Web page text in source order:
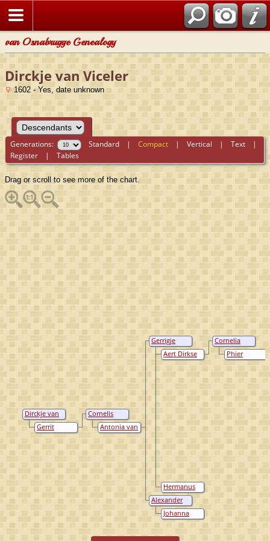
van Osnabrugge Genealogy
Dirckje van Viceler
1602 - Yes, date unknown
Generations: Standard |Compact |Vertical |Text |
Register |Tables
Drag or scroll to see more of the chart.
Cornelia
Aertse van de
ZandtPhier
Berndtse van
Osenbrugge
Gerrigje
Cornelisse
Verbrugh
Aert Dirkse
van de Sandt
Hermanus
Huybertsen
van Eck
Alexander
Verbrugh
Johanna
Aartsen
Cornelis
Geurtsz
Verbrugh
Antonia van
Grootvelt
Dirckje van
Viceler
Gerrit
Cornelisz
Verbrugh